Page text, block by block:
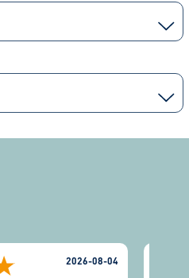
2026-08-04